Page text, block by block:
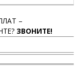
–
ЗВОНИТЕ!